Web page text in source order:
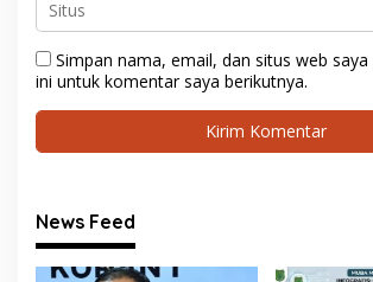
Simpan nama, email, dan situs web
ini untuk komentar saya berikutnya.
News Feed